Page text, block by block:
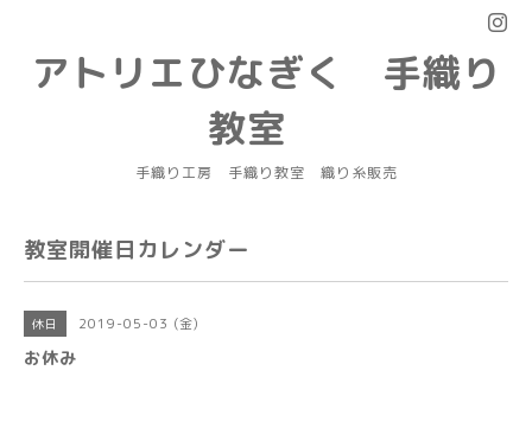
アトリエひなぎく 手織り
教室
手織り工房 手織り教室 織り糸販売
教室開催日カレンダー
休日 2019-05-03 (金)
お休み